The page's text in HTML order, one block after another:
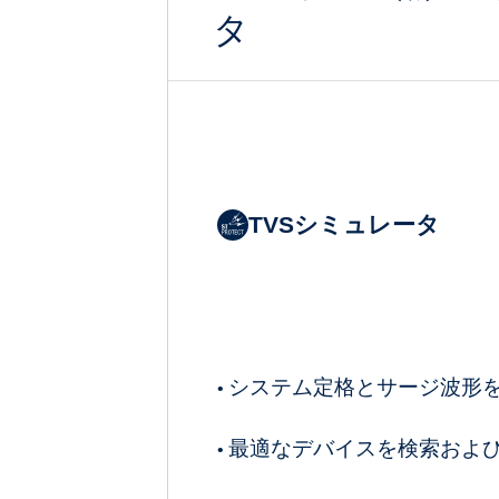
タ
TVSシミュレータ
• システム定格とサージ波形
•最適なデバイスを検索およ